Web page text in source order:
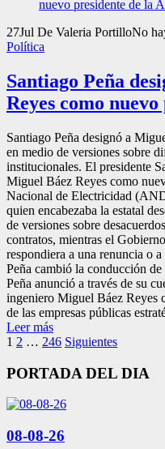
27Jul De Valeria PortilloNo
Política
Santiago Peña
Reyes como
Santiago Peña designó a
en medio de versiones sobre
institucionales. El presidente
Miguel Báez Reyes como
Nacional de Electricidad
quien encabezaba la estatal
de versiones sobre
contratos, mientras el
respondiera a una renuncia o
Peña cambió la conducción
Peña anunció a través de su
ingeniero Miguel Báez Reyes
de las empresas públicas
Leer más
Paginación
de
1 2 … 246 Siguientes
PORTADA DEL DIA
08-08-26